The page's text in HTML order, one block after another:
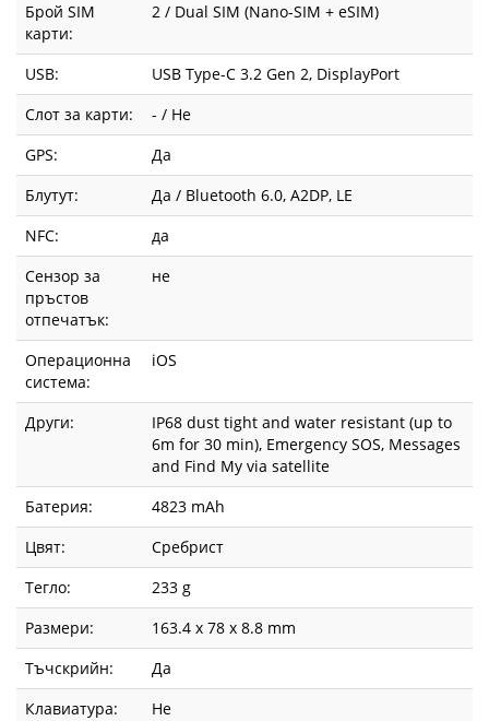
Брой SIM
карти:
2 / Dual SIM (Nano-SIM + eSIM)
USB:
USB Type-C 3.2 Gen 2, DisplayPort
Слот за карти:
- / Не
GPS:
Да
Блутут:
Да / Bluetooth 6.0, A2DP, LE
NFC:
да
Сензор за
пръстов
отпечатък:
не
Операционна
система:
iOS
Други:
IP68 dust tight and water resistant (up to
6m for 30 min), Emergency SOS, Messages
and Find My via satellite
Батерия:
4823 mAh
Цвят:
Сребрист
Тегло:
233 g
Размери:
163.4 x 78 x 8.8 mm
Тъчскрийн:
Да
Клавиатура:
Не